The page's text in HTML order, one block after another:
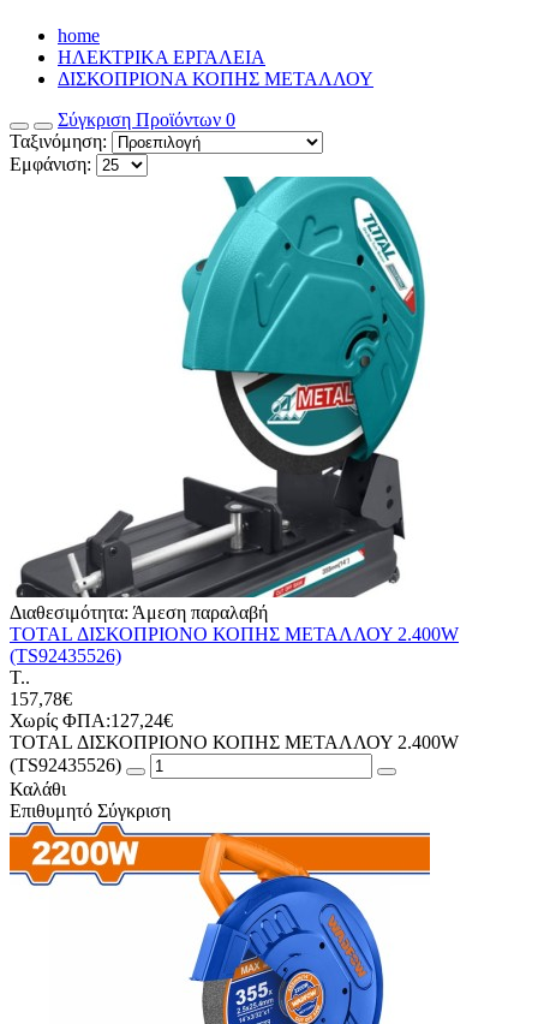
home
ΗΛΕΚΤΡΙΚΑ ΕΡΓΑΛΕΙΑ
ΔΙΣΚΟΠΡΙΟΝΑ ΚΟΠΗΣ ΜΕΤΑΛΛΟΥ
Σύγκριση Προϊόντων 0
Ταξινόμηση:
Εμφάνιση:
Διαθεσιμότητα: Άμεση παραλαβή
TOTAL ΔΙΣΚΟΠΡΙΟΝΟ ΚΟΠΗΣ ΜΕΤΑΛΛΟΥ 2.400W
(TS92435526)
Τ..
157,78€
Χωρίς ΦΠΑ:127,24€
TOTAL ΔΙΣΚΟΠΡΙΟΝΟ ΚΟΠΗΣ ΜΕΤΑΛΛΟΥ 2.400W
(TS92435526)
Καλάθι
Επιθυμητό Σύγκριση